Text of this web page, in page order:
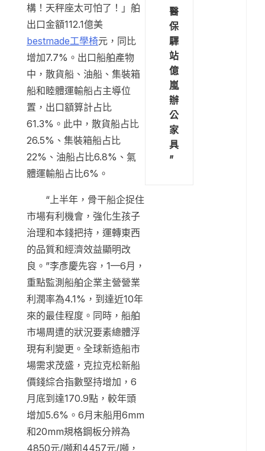
構！天秤座太可怕了！」舶
出口金額112.1億美
bestmade工學椅元，同比
增加7.7%。出口船舶產物
中，散貨船、油船、集裝箱
船和睦體運輸船占主導位
置，出口額算計占比
61.3%。此中，散貨船占比
26.5%、集裝箱船占比
22%、油船占比6.8%、氣
體運輸船占比6%。
“上半年，骨干船企捉住
市場有利機會，強化生孩子
治理和本錢把持，運轉東西
的品質和經濟效益顯明改
良。”李彥慶先容，1—6月，
重點監測船舶企業主營營業
利潤率為4.1%，到達近10年
來的最佳程度。同時，船舶
市場周遭的狀況要素總體浮
現有利變更。全球新造船市
場需求茂盛，克拉克松新船
價錢綜合指數堅持增加，6
月底到達170.9點，較年頭
增加5.6%。6月末船用6mm
和20mm規格鋼板分辨為
4850元/噸和4457元/噸，
醫
保
驛
站
億
嵐
辦
公
家
具
”